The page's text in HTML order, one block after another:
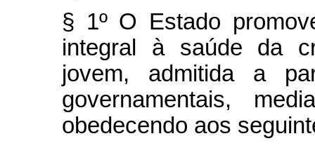
§ 1º O Estado
integral à saúde da
jovem, admitida a
governamentais,
obedecendo aos